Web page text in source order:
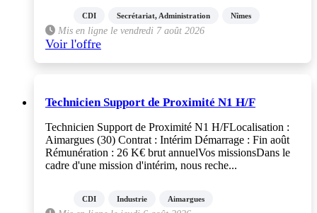
CDI Secrétariat, Administration Nîmes
Mis en ligne le vendredi 7 août 2026
Voir l'offre
Technicien Support de Proximité N1 H/F
Technicien Support de Proximité N1 H/FLocalisation :
Aimargues (30) Contrat : Intérim Démarrage : Fin août
Rémunération : 26 K€ brut annuelVos missionsDans le
cadre d'une mission d'intérim, nous reche...
CDI Industrie Aimargues